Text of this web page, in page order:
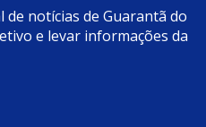
notícias de Guarantã do
e levar informações da